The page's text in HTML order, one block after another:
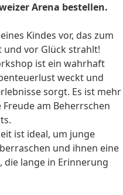
Arena bestellen.
Kindes vor, das zum
und vor Glück strahlt!
ist ein wahrhaft
weckt und
sorgt. Es ist mehr
am Beherrschen
ist ideal, um junge
und ihnen eine
die lange in Erinnerung